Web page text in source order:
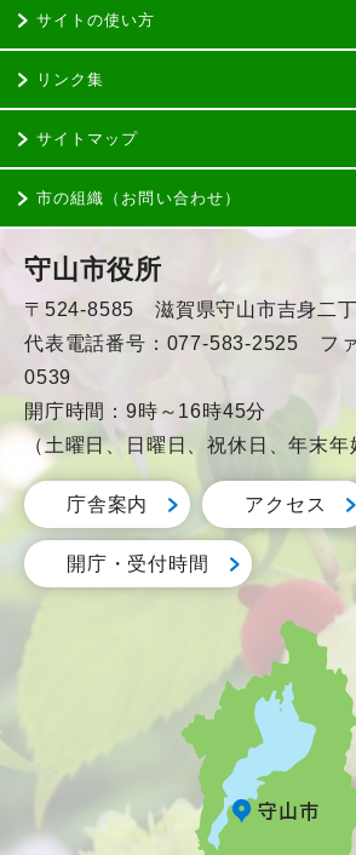
サイトの使い方
リンク集
サイトマップ
市の組織（お問い合わせ）
守山市役所
〒524-8585 滋賀県守山市吉身二
代表電話番号：077-583-2525 フ
0539
開庁時間：9時～16時45分
（土曜日、日曜日、祝休日、年末年
庁舎案内 アクセス
開庁・受付時間